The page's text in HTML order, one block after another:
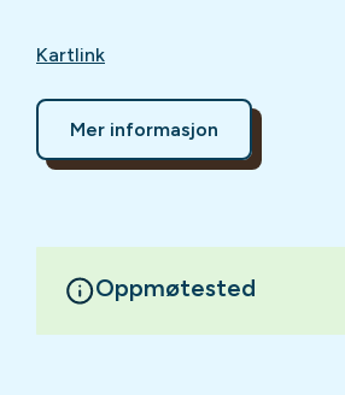
Kartlink
Mer informasjon
Oppmøtested